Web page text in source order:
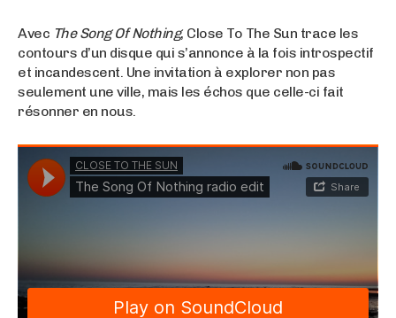
Avec The Song Of Nothing, Close To The Sun trace les
contours d’un disque qui s’annonce à la fois introspectif
et incandescent. Une invitation à explorer non pas
seulement une ville, mais les échos que celle-ci fait
résonner en nous.